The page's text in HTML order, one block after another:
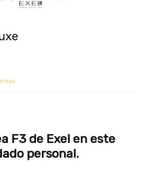
F3 de Exel en este
personal.